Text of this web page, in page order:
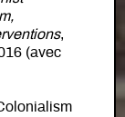
,
(avec